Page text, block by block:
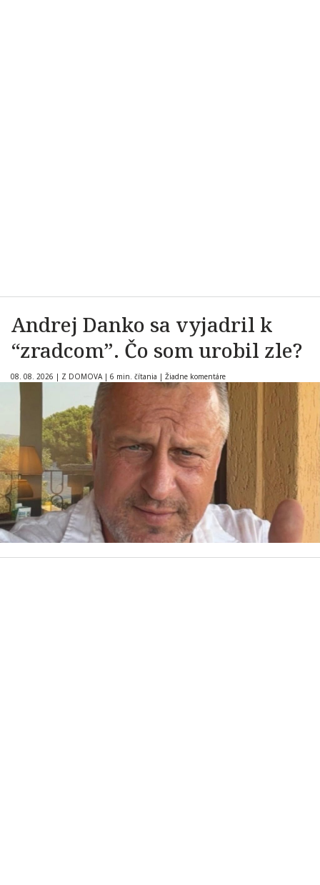
Andrej Danko sa vyjadril k
“zradcom”. Čo som urobil zle?
08. 08. 2026 | Z DOMOVA | 6 min. čítania | Žiadne komentáre